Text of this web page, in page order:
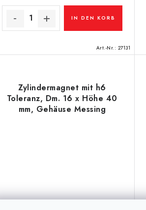
IN DEN KORB
Art.-Nr.: 27131
Zylindermagnet mit h6
Toleranz, Dm. 16 x Höhe 40
mm, Gehäuse Messing